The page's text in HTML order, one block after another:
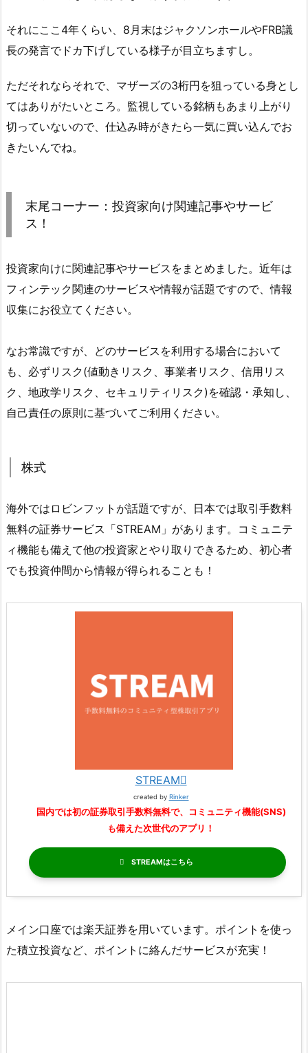
それにここ4年くらい、8月末はジャクソンホールやFRB議
長の発言でドカ下げしている様子が目立ちますし。
ただそれならそれで、マザーズの3桁円を狙っている身とし
てはありがたいところ。監視している銘柄もあまり上がり
切っていないので、仕込み時がきたら一気に買い込んでお
きたいんでね。
末尾コーナー：投資家向け関連記事やサービ
ス！
投資家向けに関連記事やサービスをまとめました。近年は
フィンテック関連のサービスや情報が話題ですので、情報
収集にお役立てください。
なお常識ですが、どのサービスを利用する場合において
も、必ずリスク(値動きリスク、事業者リスク、信用リス
ク、地政学リスク、セキュリティリスク)を確認・承知し、
自己責任の原則に基づいてご利用ください。
株式
海外ではロビンフットが話題ですが、日本では取引手数料
無料の証券サービス「STREAM」があります。コミュニテ
ィ機能も備えて他の投資家とやり取りできるため、初心者
でも投資仲間から情報が得られることも！
STREAM
created by Rinker
国内では初の証券取引手数料無料で、コミュニティ機能(SNS)
も備えた次世代のアプリ！
STREAM
メイン口座では楽天証券を用いています。ポイントを使っ
た積立投資など、ポイントに絡んだサービスが充実！